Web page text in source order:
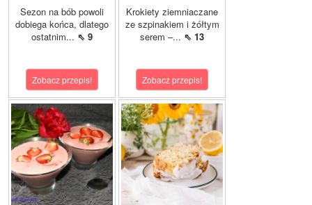
Sezon na bób powoli
dobiega końca, dlatego
ostatnim... ⇖ 9
Zobacz przepis!
Krokiety ziemniaczane
ze szpinakiem i żółtym
serem –... ⇖ 13
Zobacz przepis!